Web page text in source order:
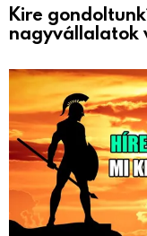
Kire
nagyvállalatok